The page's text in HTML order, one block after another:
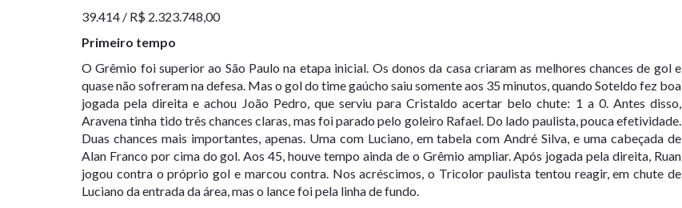
39.414 / R$ 2.323.748,00
Primeiro tempo
O Grêmio foi superior ao São Paulo na etapa inicial. Os donos da casa criaram as melhores chances de gol e
quase não sofreram na defesa. Mas o gol do time gaúcho saiu somente aos 35 minutos, quando Soteldo fez boa
jogada pela direita e achou João Pedro, que serviu para Cristaldo acertar belo chute: 1 a 0. Antes disso,
Aravena tinha tido três chances claras, mas foi parado pelo goleiro Rafael. Do lado paulista, pouca efetividade.
Duas chances mais importantes, apenas. Uma com Luciano, em tabela com André Silva, e uma cabeçada de
Alan Franco por cima do gol. Aos 45, houve tempo ainda de o Grêmio ampliar. Após jogada pela direita, Ruan
jogou contra o próprio gol e marcou contra. Nos acréscimos, o Tricolor paulista tentou reagir, em chute de
Luciano da entrada da área, mas o lance foi pela linha de fundo.